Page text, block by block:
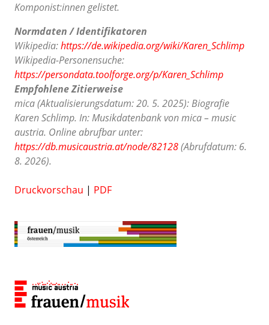
Komponist:innen gelistet.
Normdaten / Identifikatoren
Wikipedia:https://de.wikipedia.org/wiki/Karen_Schlimp
Wikipedia-Personensuche:
https://persondata.toolforge.org/p/Karen_Schlimp
Empfohlene Zitierweise
mica (Aktualisierungsdatum: 20. 5. 2025): Biografie
Karen Schlimp. In: Musikdatenbank von mica – music
austria. Online abrufbar unter:
https://db.musicaustria.at/node/82128(Abrufdatum: 6.
8. 2026).
Druckvorschau | PDF